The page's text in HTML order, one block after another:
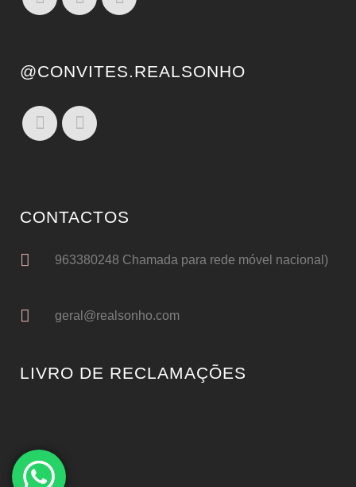
@CONVITES.REALSONHO
CONTACTOS
963380248 Chamada para rede móvel nacional)
geral@realsonho.com
LIVRO DE RECLAMAÇÕES